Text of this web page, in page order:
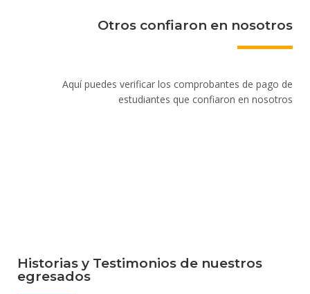
Otros confiaron en nosotros
Aquí puedes verificar los comprobantes de pago de
estudiantes que confiaron en nosotros
Historias y Testimonios de nuestros
egresados